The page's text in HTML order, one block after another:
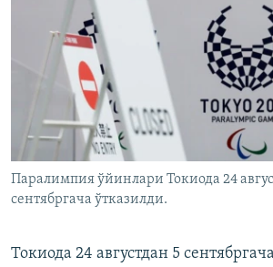
Озодлик бошқа тилларда
Паралимпия ўйинлари Токиода 24
сентябргача ўтказилди.
Токиода 24 августдан 5